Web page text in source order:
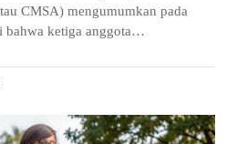
CMSA) mengumumkan pada
bahwa ketiga anggota…